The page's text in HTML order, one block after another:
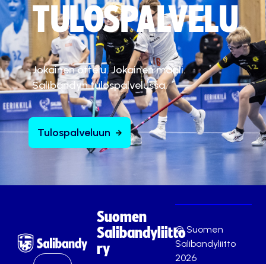
TULOSPALVELU
Jokainen ottelu. Jokainen maali.
Salibandyn tulospalvelussa.
Tulospalveluun
Suomen
Salibandyliitto
ry
© Suomen
Salibandyliitto
2026